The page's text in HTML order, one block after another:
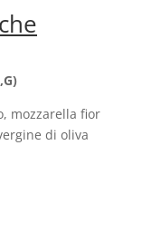
mozzarella fior
di oliva